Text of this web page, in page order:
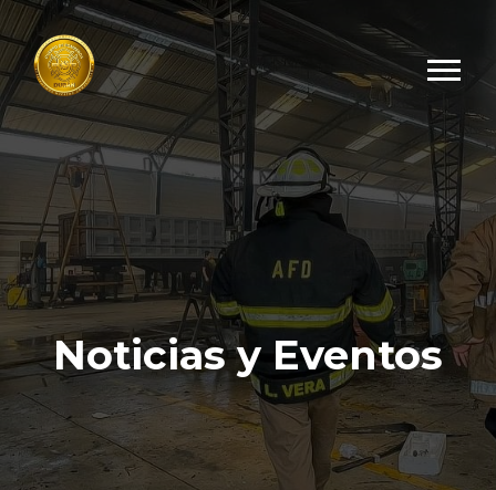
Noticias y Eventos